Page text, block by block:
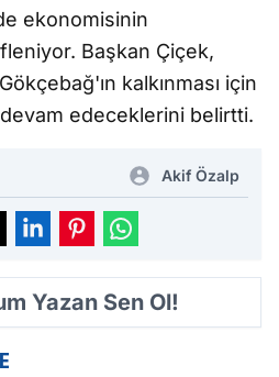
ekonomisinin
Başkan Çiçek,
kalkınması için
devam edeceklerini belirtti.
Akif Özalp
Yazan Sen Ol!